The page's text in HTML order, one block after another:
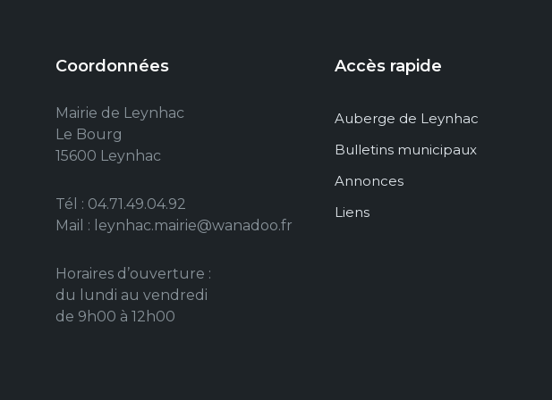
Coordonnées
Mairie de Leynhac
Le Bourg
15600 Leynhac
Tél : 04.71.49.04.92
Mail : leynhac.mairie@wanadoo.fr
Horaires d’ouverture :
du lundi au vendredi
de 9h00 à 12h00
Accès rapide
Auberge de Leynhac
Bulletins municipaux
Annonces
Liens